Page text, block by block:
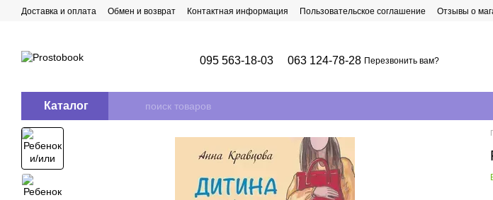
Перейти к основному контенту
Доставка и оплата Обмен и возврат Контактная информация Пользовательское соглашение Отзывы о
095 563-18-03 063 124-78-28 Перезвонить вам?
Каталог